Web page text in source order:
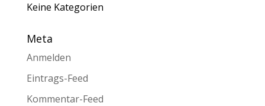
Keine Kategorien
Meta
Anmelden
Eintrags-Feed
Kommentar-Feed